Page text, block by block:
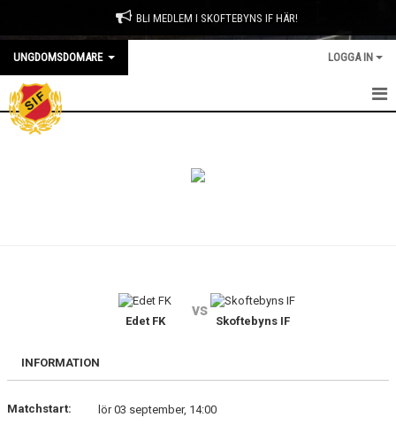
BLI MEDLEM I SKOFTEBYNS IF HÄR!
UNGDOMSDOMARE LOGGA IN
HEM
KONTAKT
Edet FK
vs
Skoftebyns IF
INFORMATION
Matchstart:
lör 03 september, 14:00